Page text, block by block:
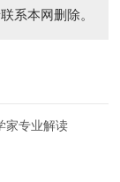
系本网删除。
家专业解读